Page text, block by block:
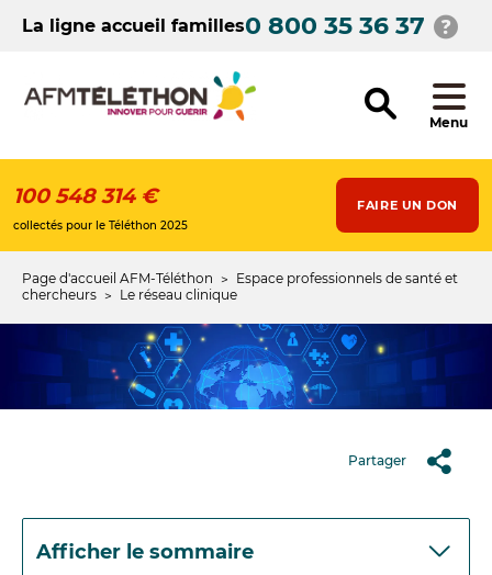
contenuLa ligne accueil familles0 800 35 36 37
Menu
100 548 314 €
collectés pour le Téléthon 2025
FAIRE UN DON
Fil
Page d'accueil AFM-Téléthon
Espace professionnels de santé et
chercheurs
Le réseau clinique
Partager
Afficher le sommaire